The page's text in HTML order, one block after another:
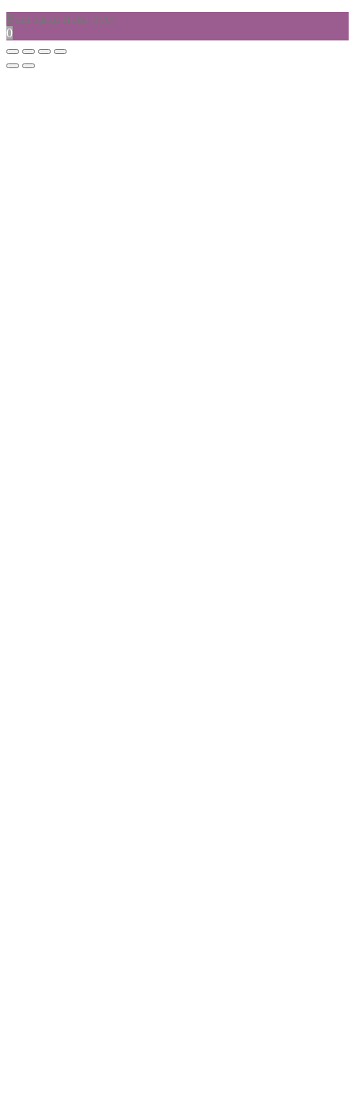
Ваш заказ пока пуст
0